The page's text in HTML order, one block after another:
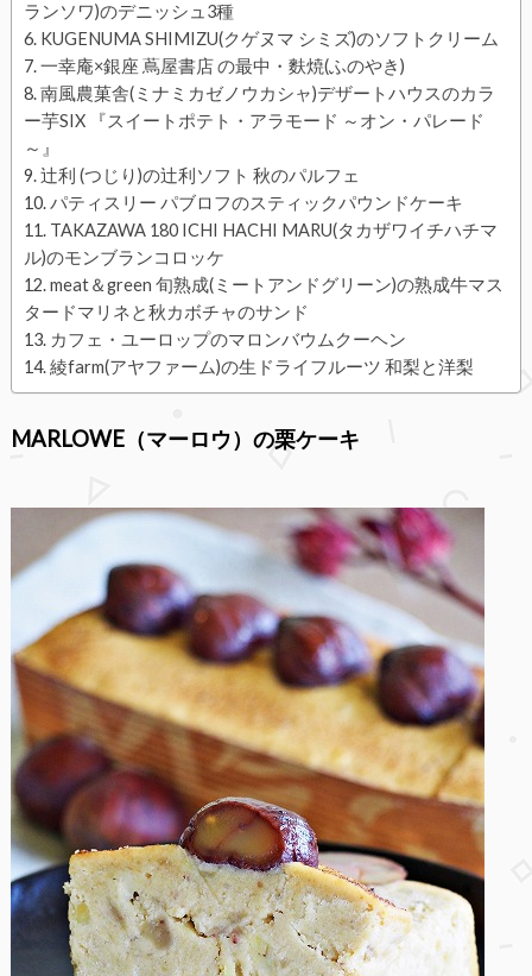
ランソワ)のデニッシュ3種
KUGENUMA SHIMIZU(クゲヌマ シミズ)のソフトクリーム
一幸庵×銀座 蔦屋書店 の最中・麩焼(ふのやき)
南風農菓舎(ミナミカゼノウカシャ)デザートハウスのカラ
ー芋SIX 『スイートポテト・アラモード ～オン・パレード
～』
辻利 (つじり)の辻利ソフト 秋のパルフェ
パティスリー パブロフのスティックパウンドケーキ
TAKAZAWA 180 ICHI HACHI MARU(タカザワイチハチマ
ル)のモンブランコロッケ
meat＆green 旬熟成(ミートアンドグリーン)の熟成牛マス
タードマリネと秋カボチャのサンド
カフェ・ユーロップのマロンバウムクーヘン
綾farm(アヤファーム)の生ドライフルーツ 和梨と洋梨
MARLOWE（マーロウ）の栗ケーキ